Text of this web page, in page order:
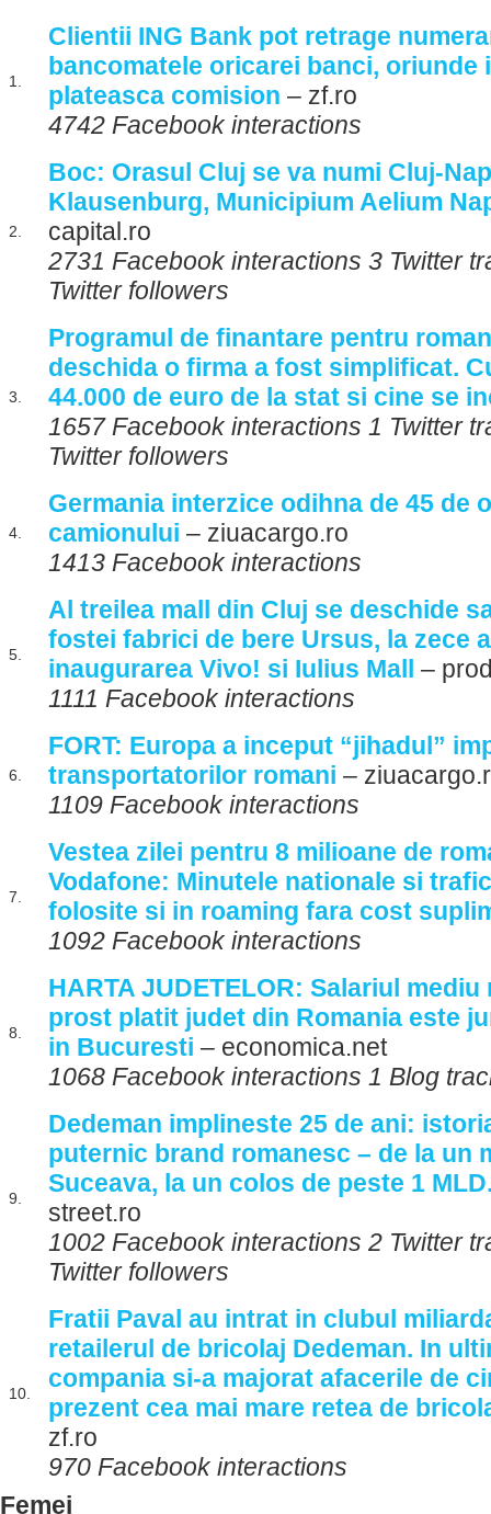
1.
Clientii ING Bank pot retrage
bancomatele oricarei banci, oriunde
plateasca comision – zf.ro
4742 Facebook interactions
2.
Boc: Orasul Cluj se va numi Cluj-
Klausenburg, Municipium Aelium
capital.ro
2731 Facebook interactions 3 Twitter
Twitter followers
3.
Programul de finantare pentru
deschida o firma a fost simplificat.
44.000 de euro de la stat si cine se
1657 Facebook interactions 1 Twitter
Twitter followers
4.
Germania interzice odihna de 45 de
camionului – ziuacargo.ro
1413 Facebook interactions
5.
Al treilea mall din Cluj se deschide
fostei fabrici de bere Ursus, la zece
inaugurarea Vivo! si Iulius Mall –
1111 Facebook interactions
6.
FORT: Europa a inceput “jihadul”
transportatorilor romani –
1109 Facebook interactions
7.
Vestea zilei pentru 8 milioane de
Vodafone: Minutele nationale si
folosite si in roaming fara cost
1092 Facebook interactions
8.
HARTA JUDETELOR: Salariul
prost platit judet din Romania este
in Bucuresti – economica.net
1068 Facebook interactions 1 Blog
9.
Dedeman implineste 25 de ani:
puternic brand romanesc – de la un
Suceava, la un colos de peste 1
street.ro
1002 Facebook interactions 2 Twitter
Twitter followers
10.
Fratii Paval au intrat in clubul
retailerul de bricolaj Dedeman. In
compania si-a majorat afacerile de
prezent cea mai mare retea de
zf.ro
970 Facebook interactions
Femei